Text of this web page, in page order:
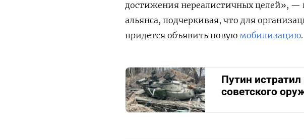
достижения нереалистичных целей», —
альянса, подчеркивая, что для
придется объявить новую мобилизацию.
Путин
советского